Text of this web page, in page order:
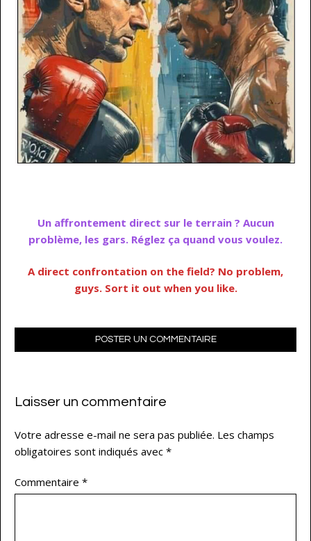
Un affrontement direct sur le terrain ? Aucun
problème, les gars. Réglez ça quand vous voulez.
A direct confrontation on the field? No problem,
guys. Sort it out when you like.
POSTER UN COMMENTAIRE
Laisser un commentaire
Votre adresse e-mail ne sera pas publiée. Les champs
obligatoires sont indiqués avec *
Commentaire *